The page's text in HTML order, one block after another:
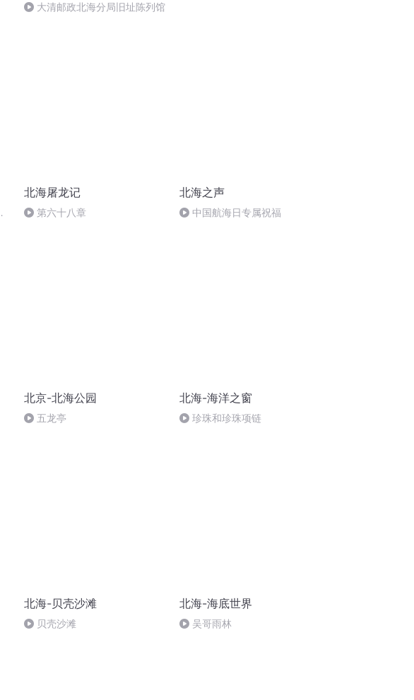
大清邮政北海分局旧址陈列馆
北海屠龙记
第六十八章
北海之声
中国航海日专属祝福
北京-北海公园
五龙亭
北海-海洋之窗
珍珠和珍珠项链
北海-贝壳沙滩
贝壳沙滩
北海-海底世界
吴哥雨林